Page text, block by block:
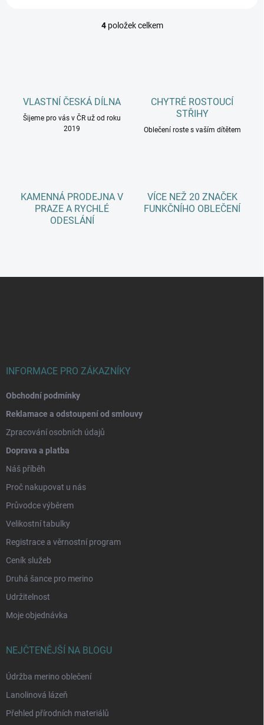
O
4položek celkem
VLASTNÍ ČESKÁ DÍLNA
Šijeme pro vás v ČR už od roku
2019
CHYTRÉ ROSTOUCÍ
STŘIHY
Oblečení roste s vaším dítětem
KAMENNÁ PRODEJNA V
PRAZE A RYCHLÉ
ODESLÁNÍ
VÍCE NEŽ 20 ZNAČEK
FUNKČNÍHO OBLEČENÍ
INFORMACE PRO ZÁKAZNÍKY
Obchodní podmínky
Reklamace a odstoupení od smlouvy
Zpracování osobních údajů
Doprava a platba
Náš příběh
Proč nakupovat u nás
Průvodce výběrem
Velikostní tabulky
Registrace a věrnostní program
Ceník služeb
Druhá šance pro merino
Udržitelnost
Moje objednávka
NEJČTENĚJŠÍ NA BLOGU
Údržba merino oblečení
Lanolinová lázeň
Přehled přírodních materiálů